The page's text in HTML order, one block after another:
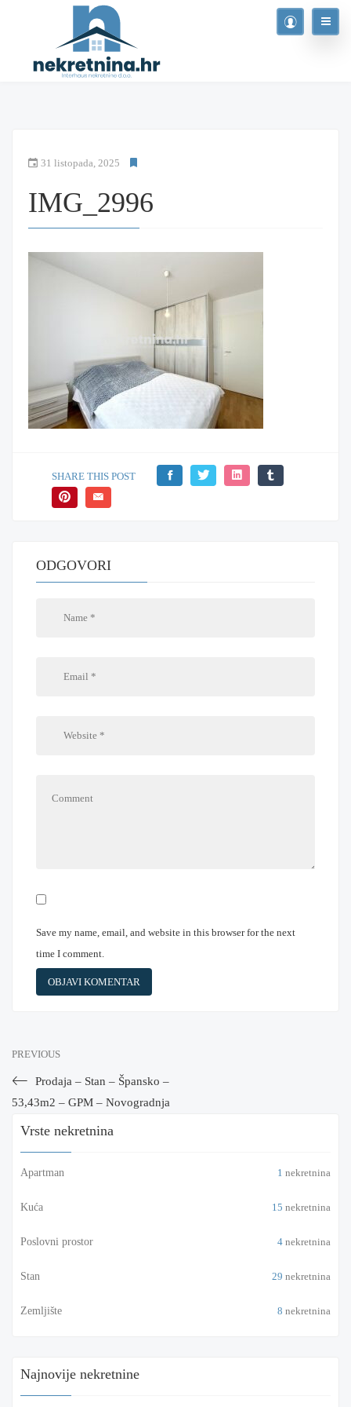
31 listopada, 2025
IMG_2996
SHARE THIS POST
ODGOVORI
Save my name, email, and website in this browser for the next
time I comment.
PREVIOUS
Prodaja – Stan – Špansko –
53,43m2 – GPM – Novogradnja
Vrste nekretnina
Apartman 1 nekretnina
Kuća 15 nekretnina
Poslovni prostor 4 nekretnina
Stan 29 nekretnina
Zemljište 8 nekretnina
Najnovije nekretnine